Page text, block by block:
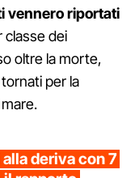
vennero riportati
classe dei
oltre la morte,
per la
deriva con 7